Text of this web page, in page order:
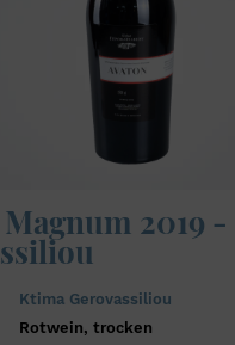
2019
Ktima Gerovassiliou
Rotwein, trocken